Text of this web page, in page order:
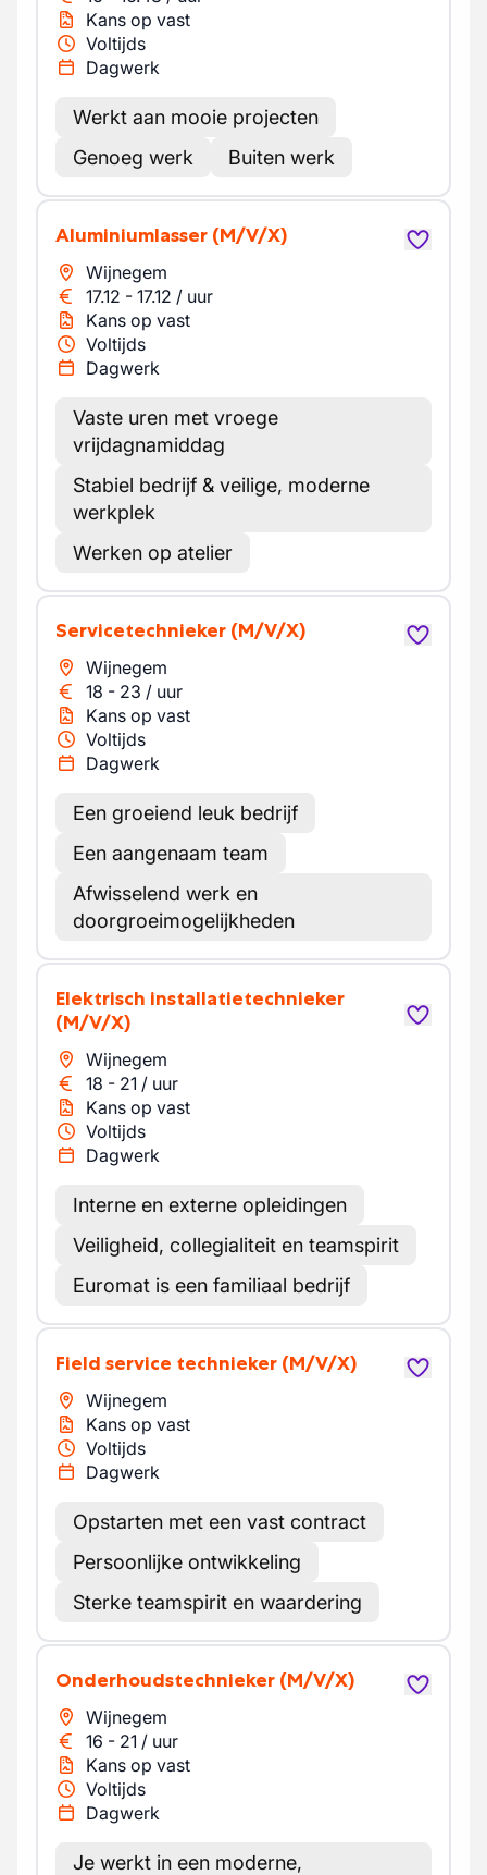
Kans op vast
Voltijds
Dagwerk
Werkt aan mooie projecten
Genoeg werk
Buiten werk
Aluminiumlasser (M/V/X)
Wijnegem
17.12 - 17.12 / uur
Kans op vast
Voltijds
Dagwerk
Vaste uren met vroege
vrijdagnamiddag
Stabiel bedrijf & veilige, moderne
werkplek
Werken op atelier
Servicetechnieker (M/V/X)
Wijnegem
18 - 23 / uur
Kans op vast
Voltijds
Dagwerk
Een groeiend leuk bedrijf
Een aangenaam team
Afwisselend werk en
doorgroeimogelijkheden
Elektrisch installatietechnieker
(M/V/X)
Wijnegem
18 - 21 / uur
Kans op vast
Voltijds
Dagwerk
Interne en externe opleidingen
Veiligheid, collegialiteit en teamspirit
Euromat is een familiaal bedrijf
Field service technieker (M/V/X)
Wijnegem
Kans op vast
Voltijds
Dagwerk
Opstarten met een vast contract
Persoonlijke ontwikkeling
Sterke teamspirit en waardering
Onderhoudstechnieker (M/V/X)
Wijnegem
16 - 21 / uur
Kans op vast
Voltijds
Dagwerk
Je werkt in een moderne,